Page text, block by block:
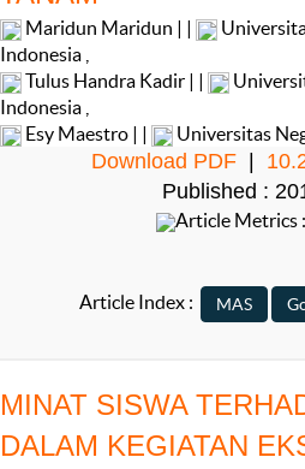
Maridun Maridun | |
Indonesia
Tulus Handra Kadir | |
Indonesia
Esy Maestro | |
Universitas
Download PDF
Published :
Article Metrics
Article Index :
MINAT SISWA
DALAM KEGIATAN